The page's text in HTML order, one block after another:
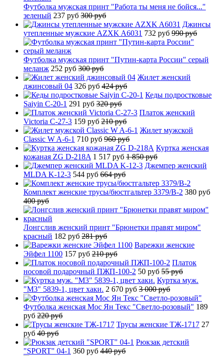
Футболка мужская принт "Работа ты меня не бойся..."
зеленый 237 руб 300 руб
Джинсы
утепленные мужские AZXK A6031 732 руб 990 руб
Футболка мужская принт "Путин-карта России" серый
меланж 252 руб 300 руб
Жилет женский
джинсовый 04 326 руб 424 руб
Кеды подростковые
Saiyin C-20-1 291 руб 320 руб
Платок женский
Victoria C-27-3 159 руб 210 руб
Жилет мужской
Classic W A-6-1 710 руб 960 руб
Куртка женская
кожаная ZG D-218A 1 517 руб 1 850 руб
Джемпер женский
MLDA K-12-3 544 руб 664 руб
Комплект женские трусы/бюстгальтер 3379/B-2 380 руб
400 руб
Лонгслив женский принт "Брюнетки правят миром"
красный 182 руб 281 руб
Варежки женские
Эйфел 1100 157 руб 210 руб
Платок
носовой подарочный ПЖП-100-2 50 руб 55 руб
Куртка муж.
"М3" 5839-1, цвет хаки. 2 670 руб 3 000 руб
Футболка женская Мос Ян Текс "Светло-розовый" 189
руб 220 руб
Трусы женские ТЖ-1717 27
руб 40 руб
Рюкзак детский
"SPORT" 04-1 360 руб 440 руб